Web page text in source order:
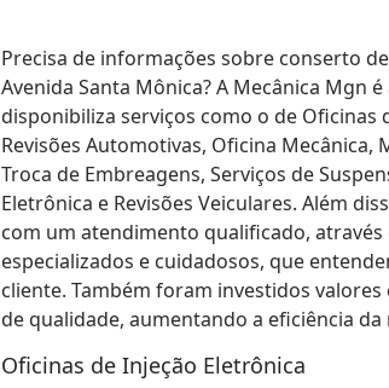
Precisa de informações sobre conserto
Avenida Santa Mônica? A Mecânica Mgn
disponibiliza serviços como o de Oficinas
Revisões Automotivas, Oficina Mecânica,
Troca de Embreagens, Serviços de
Eletrônica e Revisões Veiculares. Além
com um atendimento qualificado,
especializados e cuidadosos, que
cliente. Também foram investidos
de qualidade, aumentando a eficiência da
Oficinas de Injeção Eletrônica